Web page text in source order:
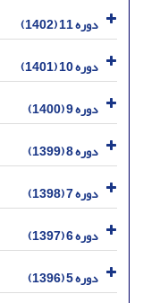
دوره 11 (1402)
دوره 10 (1401)
دوره 9 (1400)
دوره 8 (1399)
دوره 7 (1398)
دوره 6 (1397)
دوره 5 (1396)